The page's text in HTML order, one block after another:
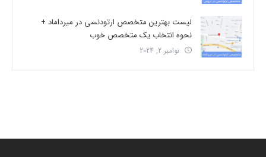
لیست بهترین متخصص ارتودنسی در میرداماد +
نحوه انتخاب یک متخصص خوب
نوامبر 2, 2024